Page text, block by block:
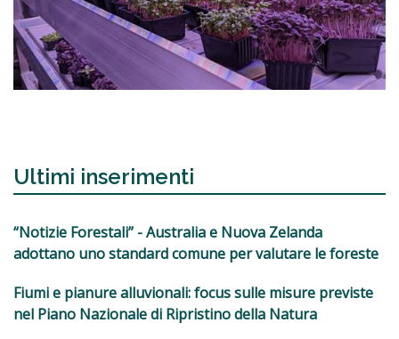
Ultimi inserimenti
“Notizie Forestali” - Australia e Nuova Zelanda
adottano uno standard comune per valutare le foreste
Fiumi e pianure alluvionali: focus sulle misure previste
nel Piano Nazionale di Ripristino della Natura